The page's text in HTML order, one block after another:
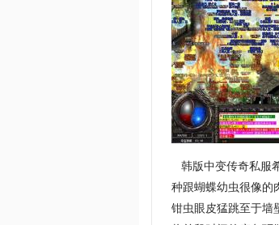
韩版中变传奇私服
种跟蝴蝶幼虫很像的
钳虫眼皮猛跳至于